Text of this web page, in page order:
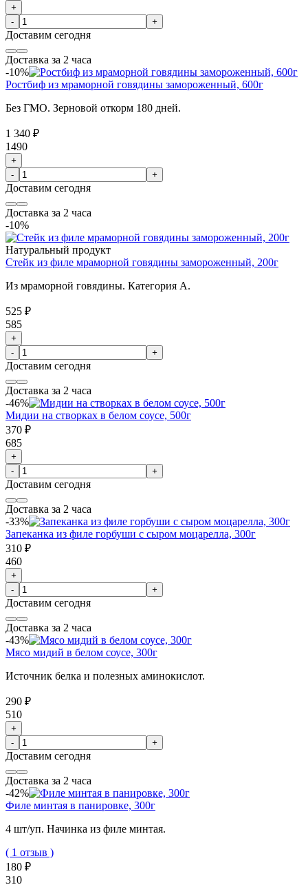
+
-
+
Доставим сегодня
Доставка за 2 часа
-10%
Ростбиф из мраморной говядины замороженный, 600г
Без ГМО. Зерновой откорм 180 дней.
1 340 ₽
1490
+
-
+
Доставим сегодня
Доставка за 2 часа
-10%
Натуральный продукт
Стейк из филе мраморной говядины замороженный, 200г
Из мраморной говядины. Категория А.
525 ₽
585
+
-
+
Доставим сегодня
Доставка за 2 часа
-46%
Мидии на створках в белом соусе, 500г
370 ₽
685
+
-
+
Доставим сегодня
Доставка за 2 часа
-33%
Запеканка из филе горбуши с сыром моцарелла, 300г
310 ₽
460
+
-
+
Доставим сегодня
Доставка за 2 часа
-43%
Мясо мидий в белом соусе, 300г
Источник белка и полезных аминокислот.
290 ₽
510
+
-
+
Доставим сегодня
Доставка за 2 часа
-42%
Филе минтая в панировке, 300г
4 шт/уп. Начинка из филе минтая.
( 1 отзыв )
180 ₽
310